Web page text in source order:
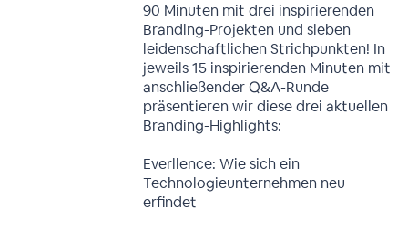
90 Minuten mit drei inspirierenden
Branding-Projekten und sieben
leidenschaftlichen Strichpunkten! In
jeweils 15 inspirierenden Minuten mit
anschließender Q&A-Runde
präsentieren wir diese drei aktuellen
Branding-Highlights:
Everllence: Wie sich ein
Technologieunternehmen neu
erfindet